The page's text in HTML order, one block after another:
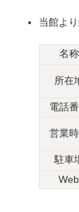
当館よ
名称
所在
電話
営業
駐車
Web